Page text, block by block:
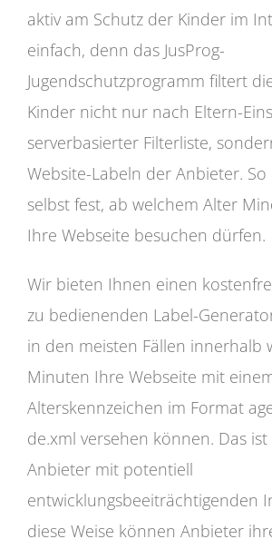
aktiv am Schutz der Kinder im
einfach, denn das JusProg-
Jugendschutzprogramm filtert
Kinder nicht nur nach Eltern-
serverbasierter Filterliste,
Website-Labeln der Anbieter. So
selbst fest, ab welchem Alter
Ihre Webseite besuchen dürfen.
Wir bieten Ihnen einen
zu bedienenden Label-
in den meisten Fällen innerhalb
Minuten Ihre Webseite mit
Alterskennzeichen im Format
de.xml versehen können. Das
Anbieter mit potentiell
entwicklungsbeeiträchtigenden
diese Weise können Anbieter